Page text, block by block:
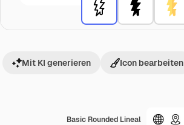
Basic Rounded Lineal
Mit KI generieren Icon bearbeiten